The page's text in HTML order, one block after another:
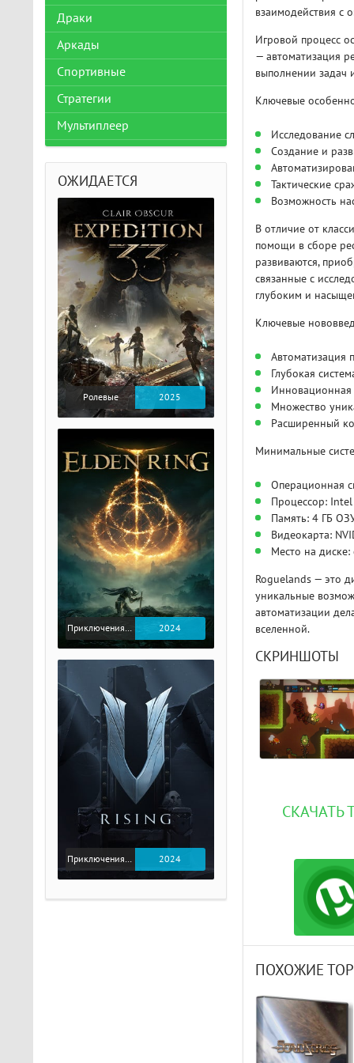
взаимодействия с
Игровой процесс
— автоматизация
выполнении задач
Ключевые
Исследование
Создание и
Тактические
Возможность
В отличие от
помощи в сборе
развиваются,
связанные с
глубоким и
Ключевые
Автоматизация
Глубокая
Инновационная
Множество
Расширенный
Минимальные
Операционная
Процессор:
Память: 4 ГБ
Видеокарта:
Место на
Roguelands — это
уникальные
автоматизации
вселенной.
СКРИНШОТЫ
СКАЧАТЬ
ПОХОЖИЕ
Драки
Аркады
Спортивные
Стратегии
Мультиплеер
ОЖИДАЕТСЯ
Ролевые 2025
Приключения / Экшен / Ролевые 2024
Приключения / Экшен 2024